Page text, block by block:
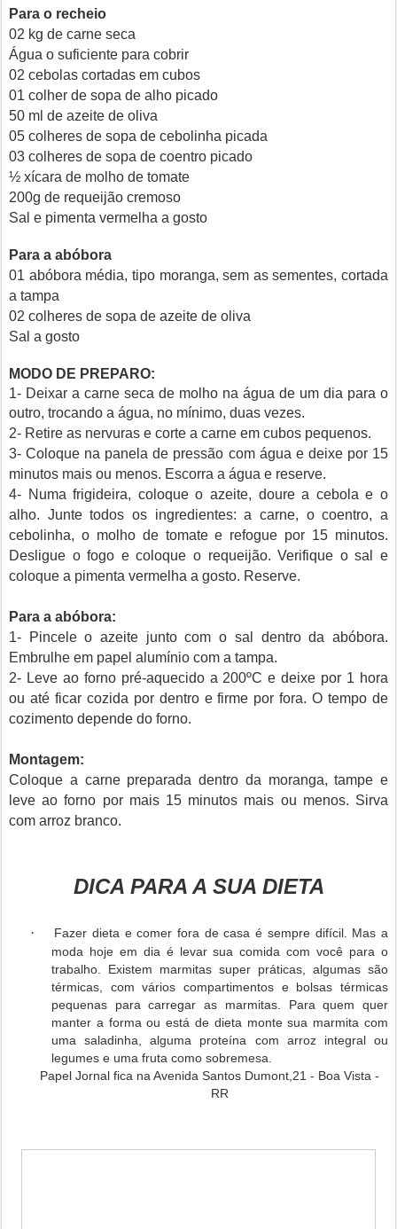
Para o recheio
02 kg de carne seca
Água o suficiente para cobrir
02 cebolas cortadas em cubos
01 colher de sopa de alho picado
50 ml de azeite de oliva
05 colheres de sopa de cebolinha picada
03 colheres de sopa de coentro picado
½ xícara de molho de tomate
200g de requeijão cremoso
Sal e pimenta vermelha a gosto
Para a abóbora
01 abóbora média, tipo moranga, sem as sementes, cortada
a tampa
02 colheres de sopa de azeite de oliva
Sal a gosto
MODO DE PREPARO:
1- Deixar a carne seca de molho na água de um dia para o
outro, trocando a água, no mínimo, duas vezes.
2- Retire as nervuras e corte a carne em cubos pequenos.
3- Coloque na panela de pressão com água e deixe por 15
minutos mais ou menos. Escorra a água e reserve.
4- Numa frigideira, coloque o azeite, doure a cebola e o
alho. Junte todos os ingredientes: a carne, o coentro, a
cebolinha, o molho de tomate e refogue por 15 minutos.
Desligue o fogo e coloque o requeijão. Verifique o sal e
coloque a pimenta vermelha a gosto. Reserve.
Para a abóbora:
1- Pincele o azeite junto com o sal dentro da abóbora.
Embrulhe em papel alumínio com a tampa.
2- Leve ao forno pré-aquecido a 200ºC e deixe por 1 hora
ou até ficar cozida por dentro e firme por fora. O tempo de
cozimento depende do forno.
Montagem:
Coloque a carne preparada dentro da moranga, tampe e
leve ao forno por mais 15 minutos mais ou menos. Sirva
com arroz branco.
DICA PARA A SUA DIETA
·
Fazer dieta e comer fora de casa é sempre difícil. Mas a
moda hoje em dia é levar sua comida com você para o
trabalho. Existem marmitas super práticas, algumas são
térmicas, com vários compartimentos e bolsas térmicas
pequenas para carregar as marmitas. Para quem quer
manter a forma ou está de dieta monte sua marmita com
uma saladinha, alguma proteína com arroz integral ou
legumes e uma fruta como sobremesa.
Papel Jornal fica na Avenida Santos Dumont,21 - Boa Vista -
RR